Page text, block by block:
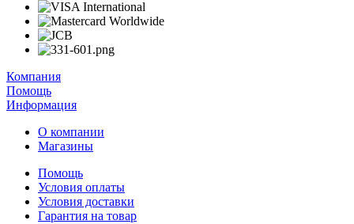
Компания
Помощь
Информация
О компании
Магазины
Помощь
Условия оплаты
Условия доставки
Гарантия на товар